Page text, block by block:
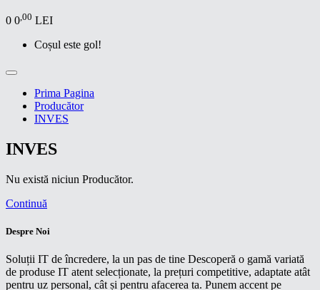
0 0,00 LEI
Coșul este gol!
Prima Pagina
Producător
INVES
INVES
Nu există niciun Producător.
Continuă
Despre Noi
Soluții IT de încredere, la un pas de tine Descoperă o gamă variată
de produse IT atent selecționate, la prețuri competitive, adaptate atât
pentru uz personal, cât și pentru afacerea ta. Punem accent pe